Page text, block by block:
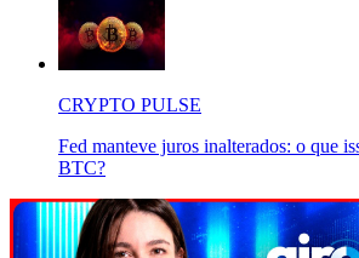
CRYPTO PULSE
Fed manteve juros inalterados: o que
BTC?